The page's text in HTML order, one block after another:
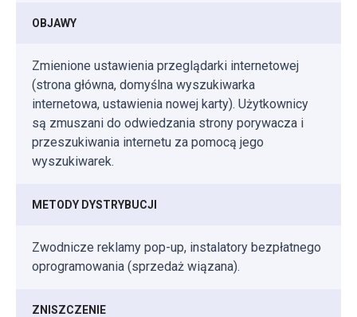
OBJAWY
Zmienione ustawienia przeglądarki internetowej
(strona główna, domyślna wyszukiwarka
internetowa, ustawienia nowej karty). Użytkownicy
są zmuszani do odwiedzania strony porywacza i
przeszukiwania internetu za pomocą jego
wyszukiwarek.
METODY DYSTRYBUCJI
Zwodnicze reklamy pop-up, instalatory bezpłatnego
oprogramowania (sprzedaż wiązana).
ZNISZCZENIE